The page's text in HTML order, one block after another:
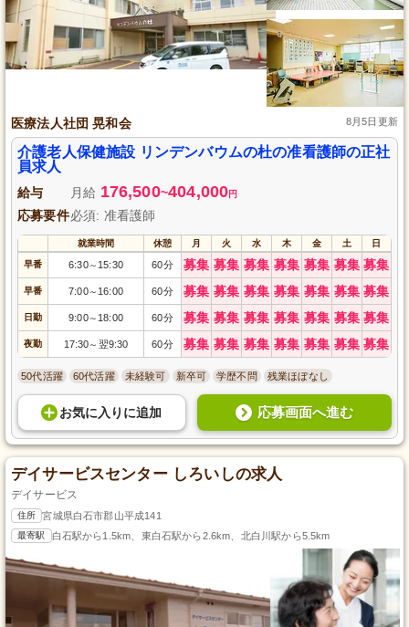
医療法人社団 晃和会 8月5日更新
介護老人保健施設 リンデンバウムの杜の准看護師の正社
員求人
給与 月給 176,500~404,000円
応募要件必須: 准看護師
就業時間 休憩 月 火 水 木 金 土 日
早番 6:30～ 15:30 60分 募集 募集 募集 募集 募集 募集 募集
早番 7:00～ 16:00 60分 募集 募集 募集 募集 募集 募集 募集
日勤 9:00～ 18:00 60分 募集 募集 募集 募集 募集 募集 募集
夜勤 17:30～ 翌9:30 60分 募集 募集 募集 募集 募集 募集 募集
50代活躍 60代活躍 未経験可 新卒可 学歴不問 残業ほぼなし
お気に入り に追加 応募画面へ進む
デイサービスセンター しろいしの求人
デイサービス
住所 宮城県白石市郡山平成141
最寄駅 白石駅から1.5km、東白石駅から2.6km、北白川駅から5.5km